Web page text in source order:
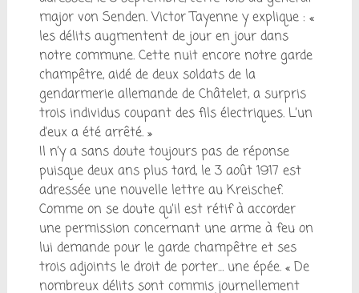
major von Senden. Victor Tayenne y explique : «
les délits augmentent de jour en jour dans
notre commune. Cette nuit encore notre garde
champêtre, aidé de deux soldats de la
gendarmerie allemande de Châtelet, a surpris
trois individus coupant des fils électriques. L’un
d’eux a été arrêté. »
Il n’y a sans doute toujours pas de réponse
puisque deux ans plus tard, le 3 août 1917 est
adressée une nouvelle lettre au Kreischef.
Comme on se doute qu’il est rétif à accorder
une permission concernant une arme à feu on
lui demande pour le garde champêtre et ses
trois adjoints le droit de porter… une épée. « De
nombreux délits sont commis journellement